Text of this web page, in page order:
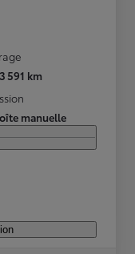
591 km
manuelle